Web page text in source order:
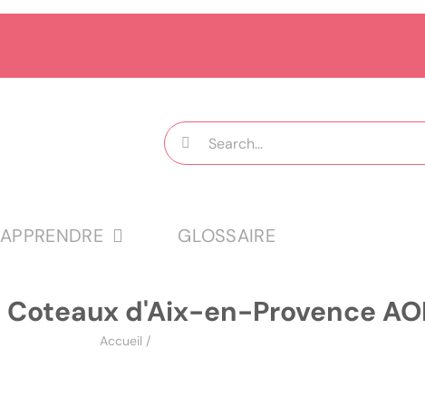
Rechercher:
APPRENDRE GLOSSAIRE
Coteaux d'Aix-en-Provence
Accueil /